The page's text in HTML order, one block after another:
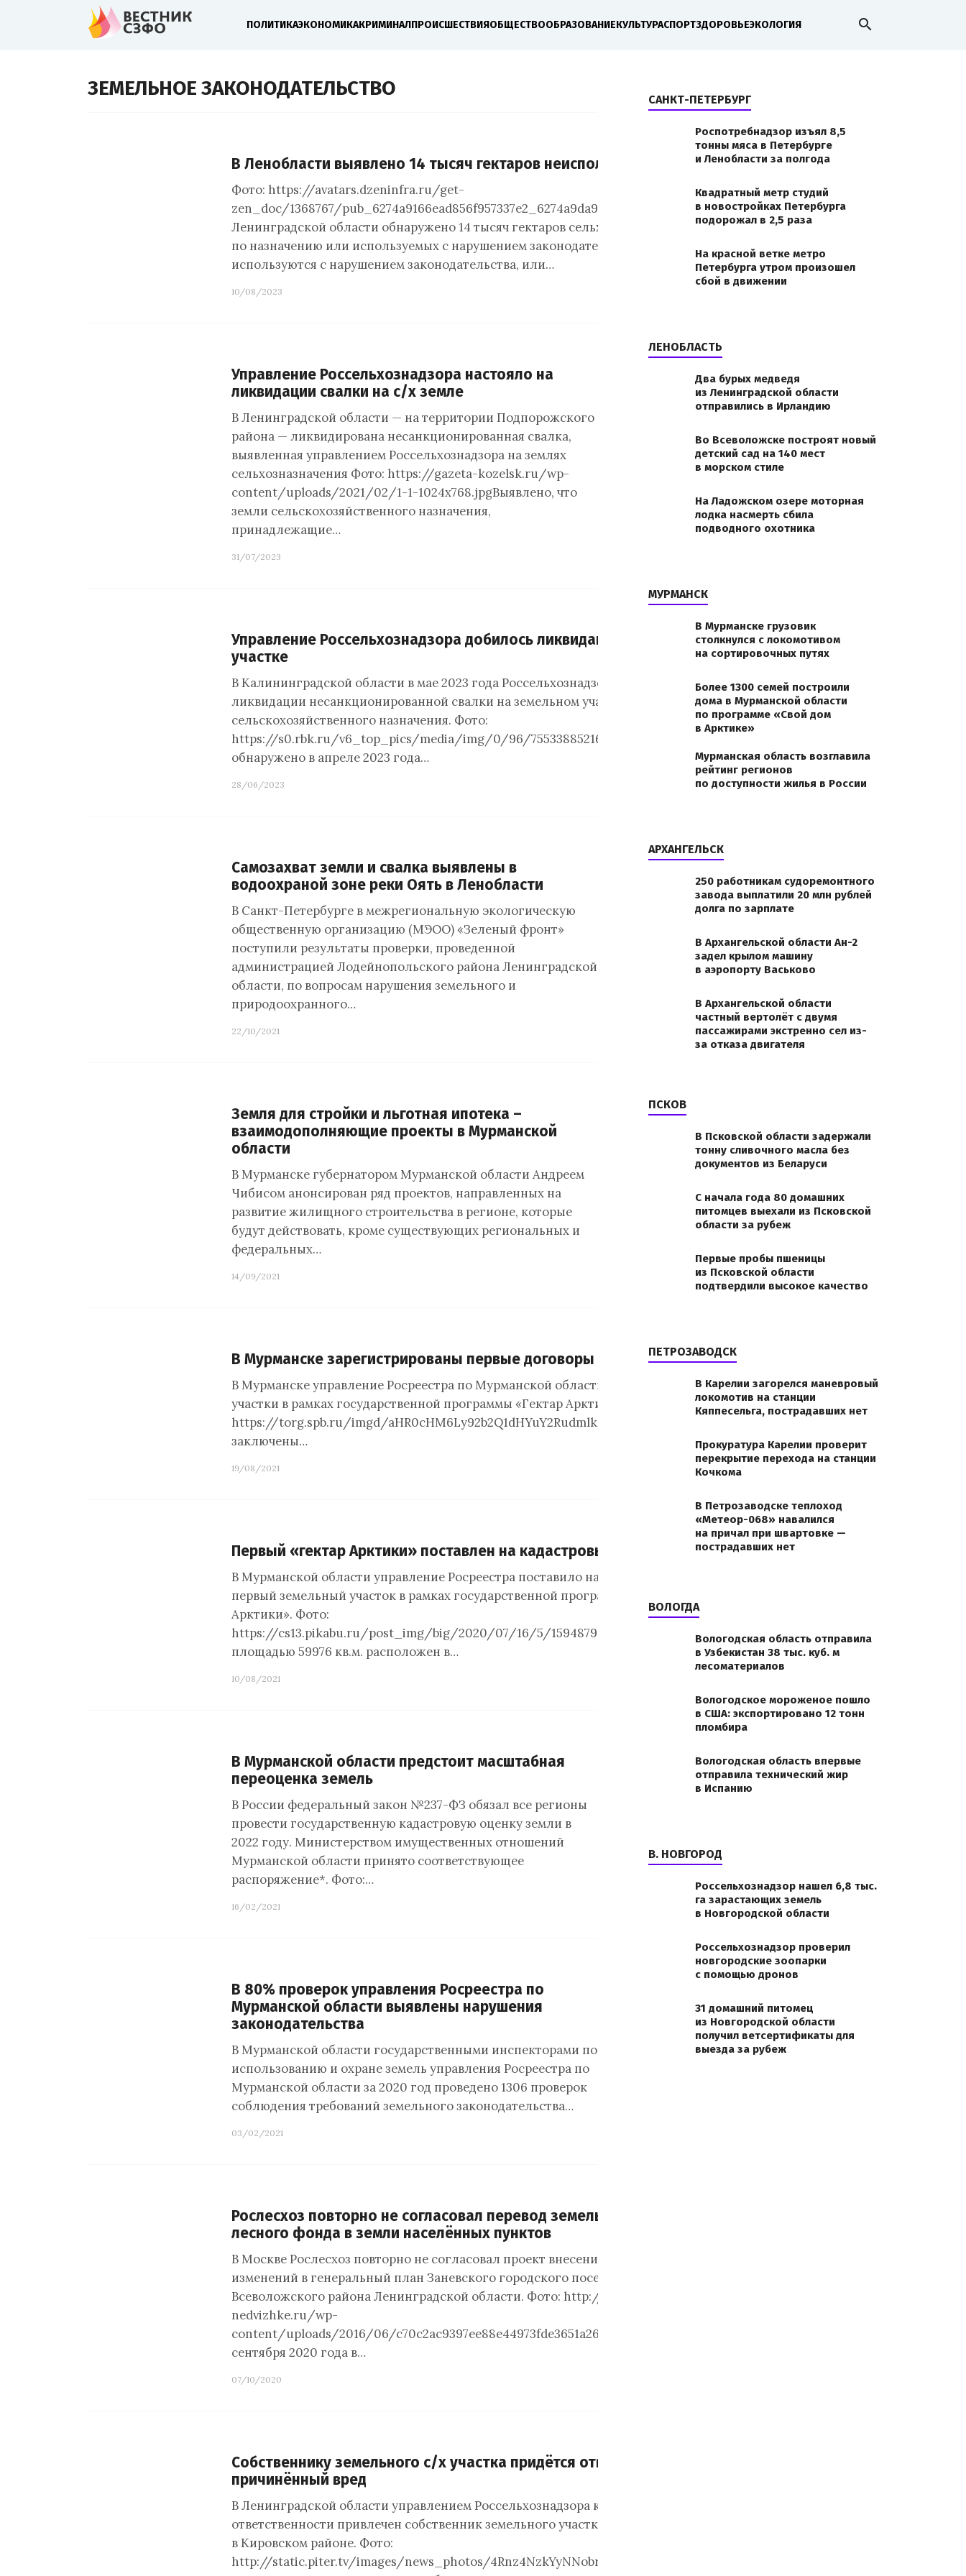
ПОЛИТИКАЭКОНОМИКАКРИМИНАЛПРОИСШЕСТВИЯОБЩЕСТВООБРАЗОВАНИЕКУЛЬТУРАСПОРТЗДОРОВЬЕЭКОЛОГИЯ search
ЗЕМЕЛЬНОЕ ЗАКОНОДАТЕЛЬСТВО
В Ленобласти выявлено 14 тысяч гектаров неиспользуемых земель
Фото: https://avatars.dzeninfra.ru/get-
zen_doc/1368767/pub_6274a9166ead856f957337e2_6274a9da95652d0e4bec214a/scale_1200В
Ленинградской области обнаружено 14 тысяч гектаров сельхозземель, неиспользуемых
по назначению или используемых с нарушением законодательства. А именно: участки
используются с нарушением законодательства, или…
10/08/2023
Управление Россельхознадзора настояло на
ликвидации свалки на с/х земле
В Ленинградской области — на территории Подпорожского
района — ликвидирована несанкционированная свалка,
выявленная управлением Россельхознадзора на землях
сельхозназначения Фото: https://gazeta-kozelsk.ru/wp-
content/uploads/2021/02/1-1-1024x768.jpgВыявлено, что
земли сельскохозяйственного назначения,
принадлежащие…
31/07/2023
Управление Россельхознадзора добилось ликвидации свалки на с/х
участке
В Калининградской области в мае 2023 года Россельхознадзором установлен факт
ликвидации несанкционированной свалки на земельном участке
сельскохозяйственного назначения. Фото:
https://s0.rbk.ru/v6_top_pics/media/img/0/96/755338852163960.jpgЗахламление
обнаружено в апреле 2023 года…
28/06/2023
Самозахват земли и свалка выявлены в
водоохраной зоне реки Оять в Ленобласти
В Санкт-Петербурге в межрегиональную экологическую
общественную организацию (МЭОО) «Зеленый фронт»
поступили результаты проверки, проведенной
администрацией Лодейнопольского района Ленинградской
области, по вопросам нарушения земельного и
природоохранного…
22/10/2021
Земля для стройки и льготная ипотека –
взаимодополняющие проекты в Мурманской
области
В Мурманске губернатором Мурманской области Андреем
Чибисом анонсирован ряд проектов, направленных на
развитие жилищного строительства в регионе, которые
будут действовать, кроме существующих региональных и
федеральных…
14/09/2021
В Мурманске зарегистрированы первые договоры в рамках программы «Гектар Арктики»
В Мурманске управление Росреестра по Мурманской области зарегистрировало первые три договора безвозмездного
участки в рамках государственной программы «Гектар Арктики». Фото:
https://torg.spb.ru/imgd/
заключены…
19/08/2021
Первый «гектар Арктики» поставлен на кадастровый учет
В Мурманской области управление Росреестра поставило на кадастровый учет
первый земельный участок в рамках государственной программы «Гектар
Арктики». Фото:
https://cs13.pikabu.ru/post_img/big/2020/07/16/5/1594879434153052654.jpgОбъект
площадью 59976 кв.м. расположен в…
10/08/2021
В Мурманской области предстоит масштабная
переоценка земель
В России федеральный закон №237-ФЗ обязал все регионы
провести государственную кадастровую оценку земли в
2022 году. Министерством имущественных отношений
Мурманской области принято соответствующее
распоряжение*. Фото:…
16/02/2021
В 80% проверок управления Росреестра по
Мурманской области выявлены нарушения
законодательства
В Мурманской области государственными инспекторами по
использованию и охране земель управления Росреестра по
Мурманской области за 2020 год проведено 1306 проверок
соблюдения требований земельного законодательства…
03/02/2021
Рослесхоз повторно не согласовал перевод земель
лесного фонда в земли населённых пунктов
В Москве Рослесхоз повторно не согласовал проект внесения
изменений в генеральный план Заневского городского поселения
Всеволожского района Ленинградской области. Фото: http://o-
nedvizhke.ru/wp-
content/uploads/2016/06/c70c2ac9397ee88e44973fde3651a261.jpg15
сентября 2020 года в…
07/10/2020
Собственнику земельного с/х участка придётся ответить за
причинённый вред
В Ленинградской области управлением Россельхознадзора к административной
ответственности привлечен собственник земельного участка площадью в 66 гектаров
в Кировском районе. Фото:
http://static.piter.tv/images/news_photos/4Rnz4NzkYyNNobrjC3NzruuClCwN320B.jpgНа
САНКТ-ПЕТЕРБУРГ
Роспотребнадзор изъял 8,5
тонны мяса в Петербурге
и Ленобласти за полгода
Квадратный метр студий
в новостройках Петербурга
подорожал в 2,5 раза
На красной ветке метро
Петербурга утром произошел
сбой в движении
ЛЕНОБЛАСТЬ
Два бурых медведя
из Ленинградской области
отправились в Ирландию
Во Всеволожске построят новый
детский сад на 140 мест
в морском стиле
На Ладожском озере моторная
лодка насмерть сбила
подводного охотника
МУРМАНСК
В Мурманске грузовик
столкнулся с локомотивом
на сортировочных путях
Более 1300 семей построили
дома в Мурманской области
по программе «Свой дом
в Арктике»
Мурманская область возглавила
рейтинг регионов
по доступности жилья в России
АРХАНГЕЛЬСК
250 работникам судоремонтного
завода выплатили 20 млн рублей
долга по зарплате
В Архангельской области Ан-2
задел крылом машину
в аэропорту Васьково
В Архангельской области
частный вертолёт с двумя
пассажирами экстренно сел из-
за отказа двигателя
ПСКОВ
В Псковской области задержали
тонну сливочного масла без
документов из Беларуси
С начала года 80 домашних
питомцев выехали из Псковской
области за рубеж
Первые пробы пшеницы
из Псковской области
подтвердили высокое качество
ПЕТРОЗАВОДСК
В Карелии загорелся маневровый
локомотив на станции
Кяппесельга, пострадавших нет
Прокуратура Карелии проверит
перекрытие перехода на станции
Кочкома
В Петрозаводске теплоход
«Метеор-068» навалился
на причал при швартовке —
пострадавших нет
ВОЛОГДА
Вологодская область отправила
в Узбекистан 38 тыс. куб. м
лесоматериалов
Вологодское мороженое пошло
в США: экспортировано 12 тонн
пломбира
Вологодская область впервые
отправила технический жир
в Испанию
В. НОВГОРОД
Россельхознадзор нашел 6,8 тыс.
га зарастающих земель
в Новгородской области
Россельхознадзор проверил
новгородские зоопарки
с помощью дронов
31 домашний питомец
из Новгородской области
получил ветсертификаты для
выезда за рубеж